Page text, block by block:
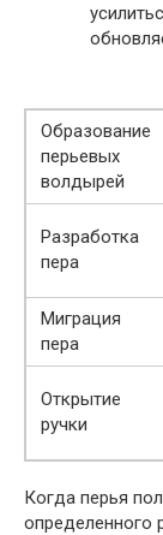
Образование
перьевых
волдырей
Разработка
пера
Миграция
пера
Открытие
ручки
Когда перья
определенного